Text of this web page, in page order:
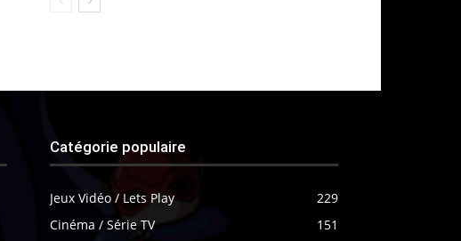
Catégorie populaire
Jeux Vidéo / Lets Play
229
Cinéma / Série TV
151